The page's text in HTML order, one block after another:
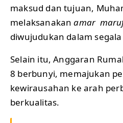
maksud dan tujuan,
melaksanakanamar
diwujudukan dalam
Selain itu, Anggaran
8 berbunyi, memajukan
kewirausahan ke arah
berkualitas.